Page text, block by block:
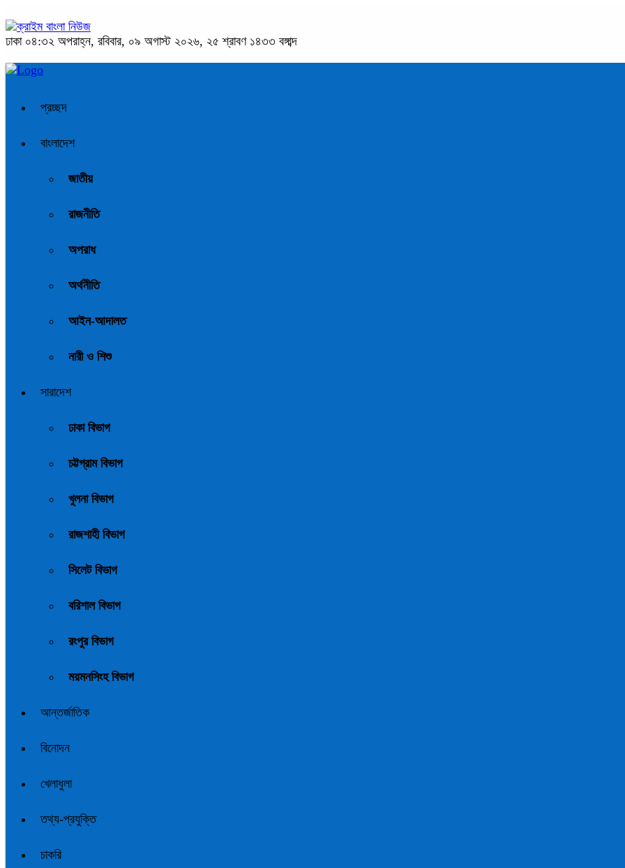
ঢাকা ০৪:৩২ অপরাহ্ন, রবিবার, ০৯ অগাস্ট ২০২৬, ২৫ শ্রাবণ ১৪৩৩ বঙ্গাব্দ
প্রচ্ছদ
বাংলাদেশ
জাতীয়
রাজনীতি
অপরাধ
অর্থনীতি
আইন-আদালত
নারী ও শিশু
সারাদেশ
ঢাকা বিভাগ
চট্টগ্রাম বিভাগ
খুলনা বিভাগ
রাজশাহী বিভাগ
সিলেট বিভাগ
বরিশাল বিভাগ
রংপুর বিভাগ
ময়মনসিংহ বিভাগ
আন্তর্জাতিক
বিনোদন
খেলাধুলা
তথ্য-প্রযুক্তি
চাকরি